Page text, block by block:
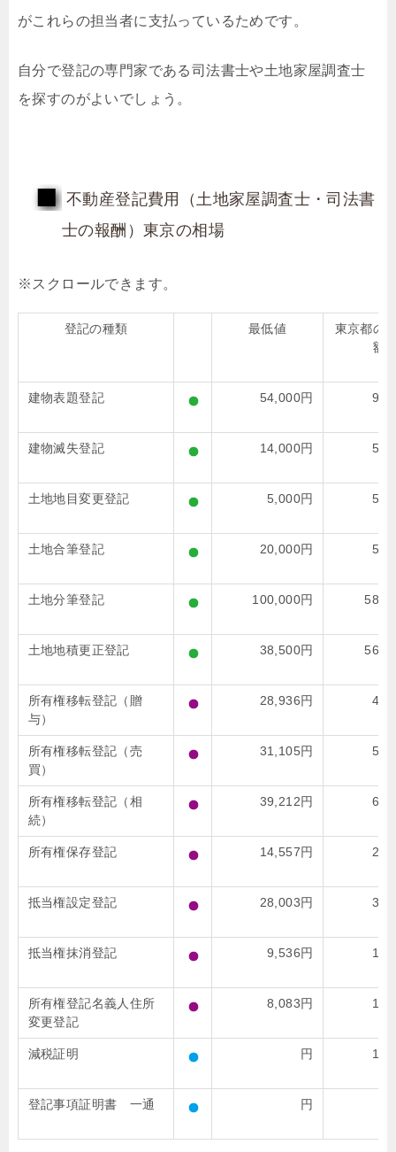
がこれらの担当者に支払っているためです。
自分で登記の専門家である司法書士や土地家屋調査士
を探すのがよいでしょう。
不動産登記費用（土地家屋調査士・司法書
士の報酬）東京の相場
登記の種類 最低値
東京都の
額
建物表題登記 54,000円
建物滅失登記 14,000円
土地地目変更登記 5,000円
土地合筆登記 20,000円
土地分筆登記 100,000円
土地地積更正登記 38,500円
所有権移転登記（贈
与）
28,936円
所有権移転登記（売
買）
31,105円
所有権移転登記（相
続）
39,212円
所有権保存登記 14,557円
抵当権設定登記 28,003円
抵当権抹消登記 9,536円
所有権登記名義人住所
変更登記
8,083円
減税証明 円
登記事項証明書 一通 円